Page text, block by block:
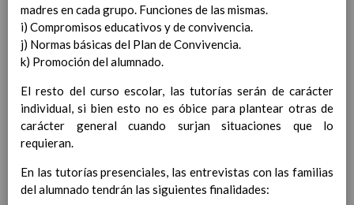
2019
Proyecto curricular de ReligiÃ³n
CatÃ³lica en Segundo Ciclo de Infantil
ConcreciÃ³n curricular para la
Ãrea III: Lenguajes:
comunicaciÃ³n y
representaciÃ³n
15 noviembre 2019
Ãrea I: Conocimiento de sÃ­
mismo y autonomÃ­a
madres en cada grupo. Funciones de las mismas.
i) Compromisos educativos y de convivencia.
j) Normas básicas del Plan de Convivencia.
k) Promoción del alumnado.
El resto del curso escolar, las tutorías serán de carácter
individual, si bien esto no es óbice para plantear otras de
carácter general cuando surjan situaciones que lo
requieran.
En las tutorías presenciales, las entrevistas con las familias
del alumnado tendrán las siguientes finalidades: